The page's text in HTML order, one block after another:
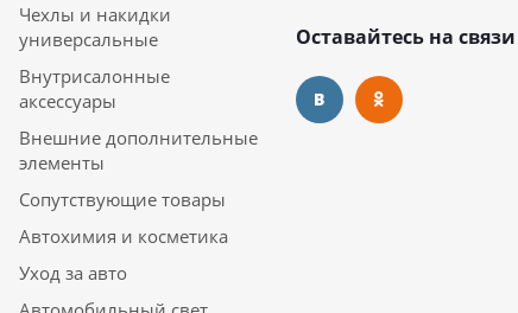
Чехлы и накидки
универсальные
Внутрисалонные
аксессуары
Внешние дополнительные
элементы
Сопутствующие товары
Автохимия и косметика
Уход за авто
Оставайтесь на связи